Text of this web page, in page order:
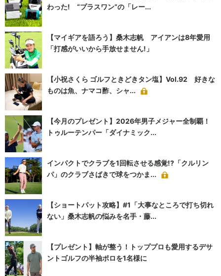
わった! “プラスワン”の「レー...
【マイギアを語ろう】桑木志帆 アイアンは8年愛用
「打感がいいから手放せません!」
【小祝さくら ゴルフときどきタン塩】Vol.92 好きな
ものは魚、ナマコ酢、シャ...
【今月のプレゼント】2026年男子メジャー全制覇！
トゥルーテンパー「ダイナミック...
インパクトでクラブを1回転させる感覚!?「クルリン
パ」のクラブさばきで球をつかま...
【ショートパット攻略】#1「大事なところで打ち切れ
ない」桑木志帆の悩みを名手・藤...
【プレゼント】軸が整う！トッププロも愛用するデサ
ントゴルフの半袖ポロを1名様に